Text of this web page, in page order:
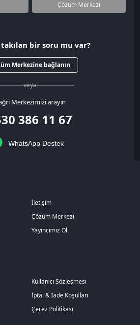
Çözüm Merkezi
takılan bir soru mu var?
Merkezine bağlanın
veya
Merkezimizi arayın
386 11 67
WhatsApp Destek
İletişim
Çözüm Merkezi
Yayıncımız Ol
Kullanıcı Sözleşmesi
İptal & İade Koşulları
Çerez Politikası